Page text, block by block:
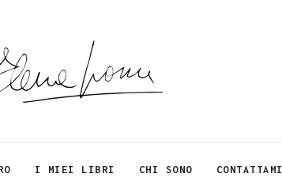
I MIEI LIBRI CHI SONO CONTATTAMI